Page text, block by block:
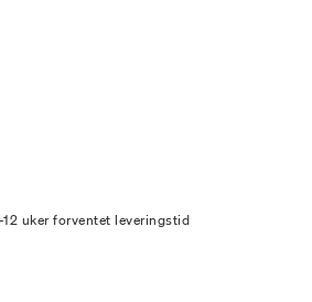
uker forventet leveringstid